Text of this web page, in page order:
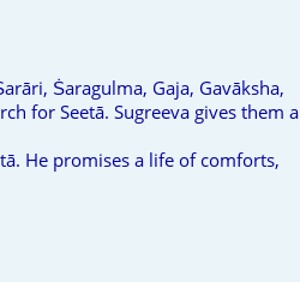
Ṡaragulma, Gaja, Gavāksha,
for Seetā. Sugreeva gives them a
He promises a life of comforts,